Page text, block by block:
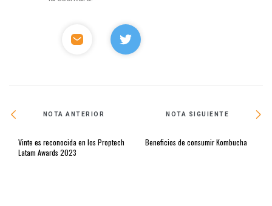
NOTA ANTERIOR
Vinte es reconocida en los Proptech
Latam Awards 2023
NOTA SIGUIENTE
Beneficios de consumir Kombucha